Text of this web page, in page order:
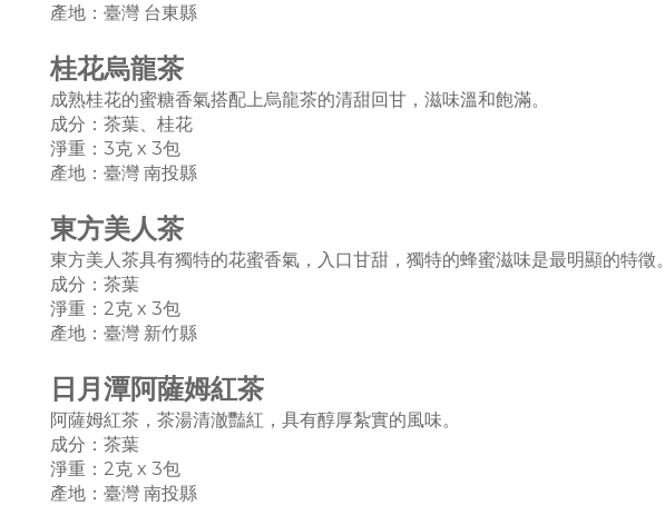
產地：臺灣 台東縣
桂花烏龍茶
成熟桂花的蜜糖香氣搭配上烏龍茶的清甜回甘，滋味溫和飽滿。
成分：茶葉、桂花
淨重：3克 x 3包
產地：臺灣 南投縣
東方美人茶
東方美人茶具有獨特的花蜜香氣，入口甘甜，獨特的蜂蜜滋味是最明顯的特徵。
成分：茶葉
淨重：2克 x 3包
產地：臺灣 新竹縣
日月潭阿薩姆紅茶
阿薩姆紅茶，茶湯清澈豔紅，具有醇厚紮實的風味。
成分：茶葉
淨重：2克 x 3包
產地：臺灣 南投縣